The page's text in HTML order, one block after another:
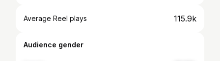
Average Reel plays 115.9k
Audience gender